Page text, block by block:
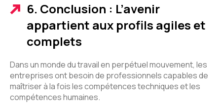
6. Conclusion : L’avenir
appartient aux profils agiles et
complets
Dans un monde du travail en perpétuel mouvement, les
entreprises ont besoin de professionnels capables de
maîtriser à la fois les compétences techniques et les
compétences humaines.